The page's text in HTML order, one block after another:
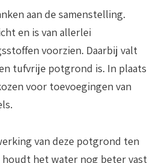
aan de samenstelling.
en is van allerlei
voorzien. Daarbij valt
tufvrije potgrond is. In plaats
voor toevoegingen van
van deze potgrond ten
het water nog beter vast